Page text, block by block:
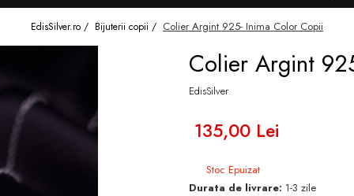
EdisSilver.ro / Bijuterii copii / Colier Argint 925- Inima Color Copii
Colier Argint
EdisSilver
135,00 Lei
Stoc Epuizat
Durata de livrare: 1-3 zile